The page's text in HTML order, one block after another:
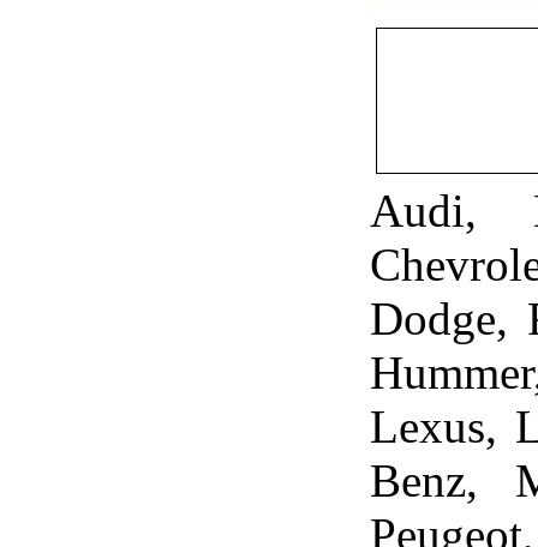
Audi,
Dodge,
Lexus,
Benz,